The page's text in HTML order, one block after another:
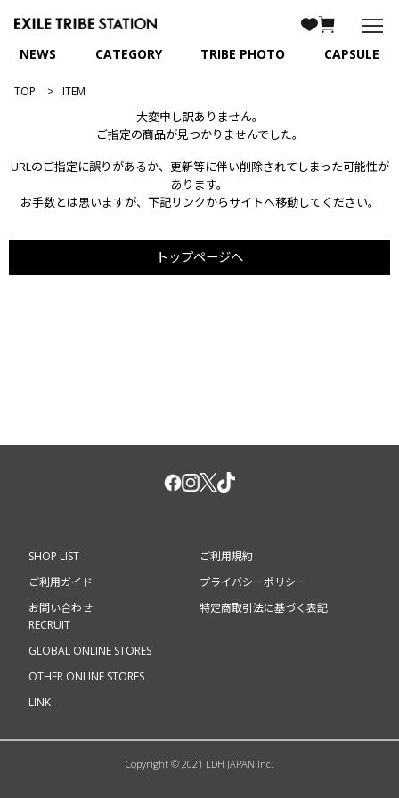
NEWS CATEGORY TRIBE PHOTO CAPSULE
TOP ITEM
大変申し訳ありません。
ご指定の商品が見つかりませんでした。
URLのご指定に誤りがあるか、更新等に伴い削除されてしまった可能性が
あります。
お手数とは思いますが、下記リンクからサイトへ移動してください。
トップページへ
SHOP LIST
ご利用ガイド
お問い合わせ
ご利用規約
プライバシーポリシー
特定商取引法に基づく表記
RECRUIT
GLOBAL ONLINE STORES
OTHER ONLINE STORES
LINK
Copyright © 2021 LDH JAPAN Inc.